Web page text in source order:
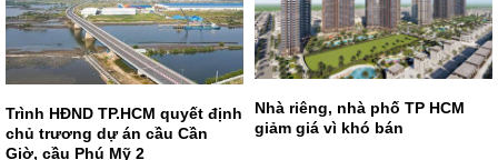
Trình HĐND TP.HCM quyết định
chủ trương dự án cầu Cần
Giờ, cầu Phú Mỹ 2
Nhà riêng, nhà phố TP HCM
giảm giá vì khó bán